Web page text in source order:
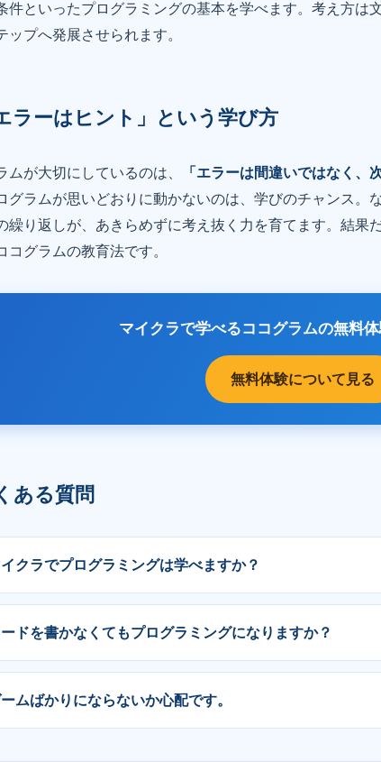
件といったプログラミングの基本を学べます。考え方は
ップへ発展させられます。
ラーはヒント」という学び方
ムが大切にしているのは、 「エラーは間違いではなく、
グラムが思いどおりに動かないのは、学びのチャンス。
り返しが、あきらめずに考え抜く力を育てます。結果
コグラムの教育法です。
マイクラで学べるココグラムの無料
無料体験について見る
ある質問
クラでプログラミングは学べますか？
ドを書かなくてもプログラミングになりますか？
ムばかりにならないか心配です。